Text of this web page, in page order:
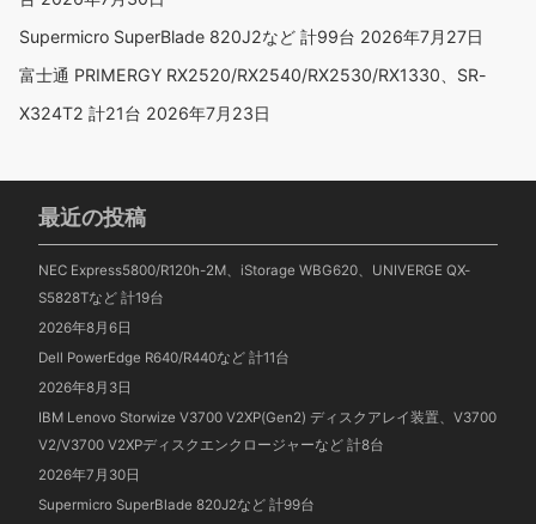
Supermicro SuperBlade 820J2など 計99台 2026年7月27日
富士通 PRIMERGY RX2520/RX2540/RX2530/RX1330、SR-
X324T2 計21台 2026年7月23日
最近の投稿
NEC Express5800/R120h-2M、iStorage WBG620、UNIVERGE QX-
S5828Tなど 計19台
2026年8月6日
Dell PowerEdge R640/R440など 計11台
2026年8月3日
IBM Lenovo Storwize V3700 V2XP(Gen2) ディスクアレイ装置、V3700
V2/V3700 V2XPディスクエンクロージャーなど 計8台
2026年7月30日
Supermicro SuperBlade 820J2など 計99台